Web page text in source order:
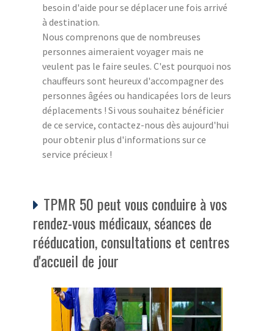
besoin d'aide pour se déplacer une fois arrivé
à destination.
Nous comprenons que de nombreuses
personnes aimeraient voyager mais ne
veulent pas le faire seules. C'est pourquoi nos
chauffeurs sont heureux d'accompagner des
personnes âgées ou handicapées lors de leurs
déplacements ! Si vous souhaitez bénéficier
de ce service, contactez-nous dès aujourd'hui
pour obtenir plus d'informations sur ce
service précieux !
TPMR 50 peut vous conduire à vos
rendez-vous médicaux, séances de
rééducation, consultations et centres
d'accueil de jour